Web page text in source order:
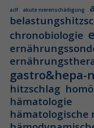
aclf akute nierenschädigung
chronobiologie
gastro&hepa-
hitzschlag
hämatologie
hämatologische